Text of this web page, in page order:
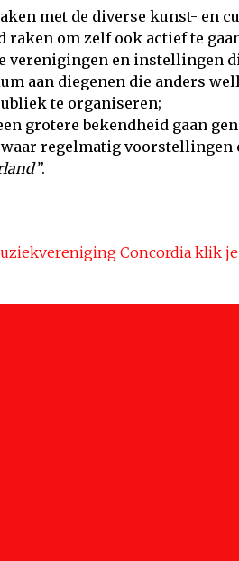
met de diverse kunst- en
raken om zelf ook actief te
verenigingen en instellingen
aan diegenen die anders
te organiseren;
grotere bekendheid gaan
regelmatig voorstellingen
.
Concordia klik